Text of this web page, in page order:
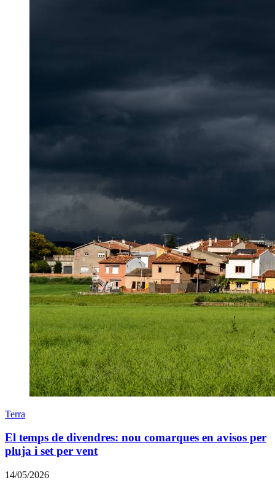
Terra
El temps de divendres: nou comarques en avisos per
pluja i set per vent
14/05/2026